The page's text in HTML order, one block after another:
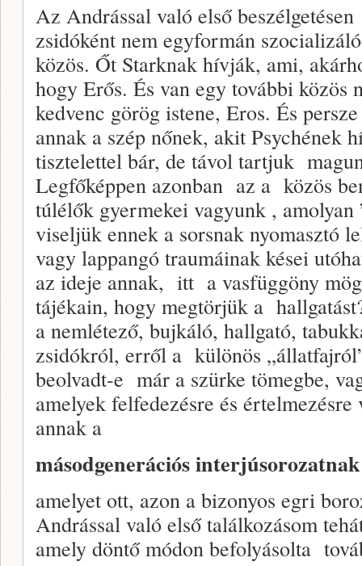
Az Andrással való első
zsidóként nem egyformán
közös. Őt Starknak hívják, ami,
hogy Erős. És van egy további
kedvenc görög istene, Eros. És
annak a szép nőnek, akit Psychének
tisztelettel bár, de távol tartjuk
Legfőképpen azonban az a közös
túlélők gyermekei vagyunk ,
viseljük ennek a sorsnak
vagy lappangó traumáinak kései
az ideje annak, itt a vasfüggöny
tájékain, hogy megtörjük a
a nemlétező, bujkáló, hallgató,
zsidókról, erről a különös
beolvadt-e már a szürke tömegbe,
amelyek felfedezésre és
annak a
másodgenerációs
amelyet ott, azon a bizonyos egri
Andrással való első találkozásom
amely döntő módon befolyásolta